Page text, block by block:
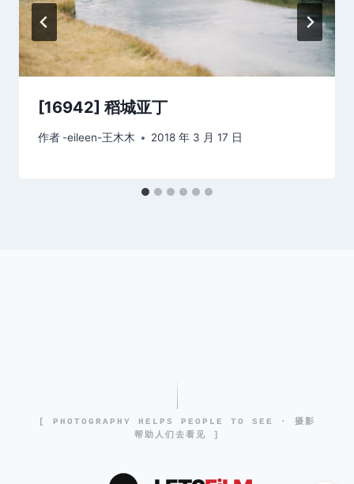
[16942] 稻城亚丁
作者 -eileen-王木木 2018 年 3 月 17 日
[ PHOTOGRAPHY HELPS PEOPLE TO SEE · 摄影
帮助人们去看见 ]